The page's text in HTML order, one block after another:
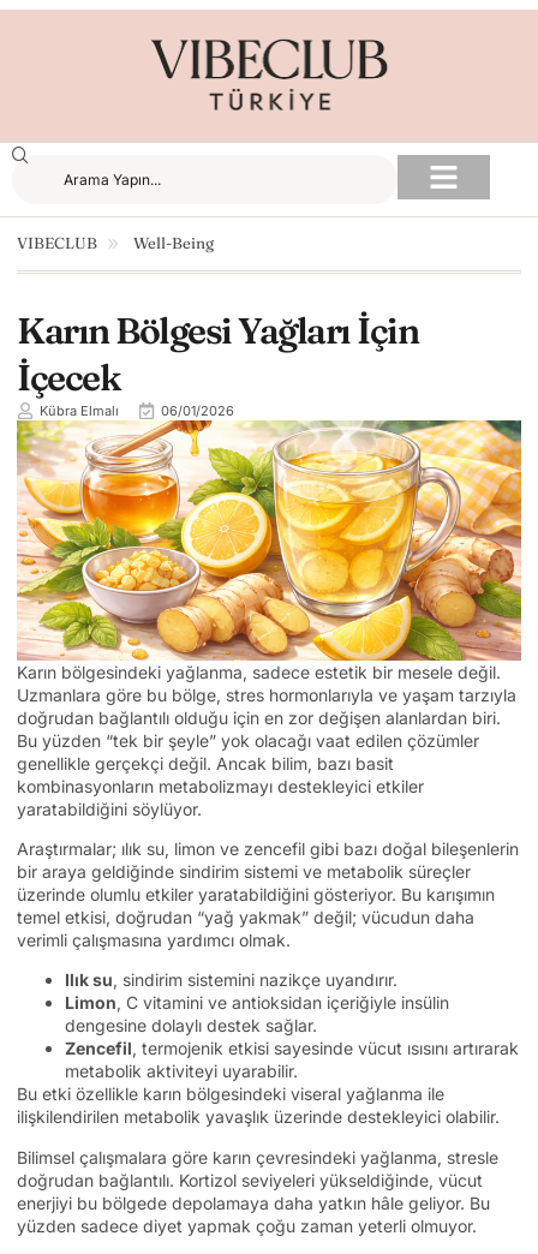
VIBECLUB Well-Being
Karın Bölgesi Yağları İçin
İçecek
Kübra Elmalı 06/01/2026
Karın bölgesindeki yağlanma, sadece estetik bir mesele değil.
Uzmanlara göre bu bölge, stres hormonlarıyla ve yaşam tarzıyla
doğrudan bağlantılı olduğu için en zor değişen alanlardan biri.
Bu yüzden “tek bir şeyle” yok olacağı vaat edilen çözümler
genellikle gerçekçi değil. Ancak bilim, bazı basit
kombinasyonların metabolizmayı destekleyici etkiler
yaratabildiğini söylüyor.
Araştırmalar; ılık su, limon ve zencefil gibi bazı doğal bileşenlerin
bir araya geldiğinde sindirim sistemi ve metabolik süreçler
üzerinde olumlu etkiler yaratabildiğini gösteriyor. Bu karışımın
temel etkisi, doğrudan “yağ yakmak” değil; vücudun daha
verimli çalışmasına yardımcı olmak.
Ilık su, sindirim sistemini nazikçe uyandırır.
Limon, C vitamini ve antioksidan içeriğiyle insülin
dengesine dolaylı destek sağlar.
Zencefil, termojenik etkisi sayesinde vücut ısısını artırarak
metabolik aktiviteyi uyarabilir.
Bu etki özellikle karın bölgesindeki viseral yağlanma ile
ilişkilendirilen metabolik yavaşlık üzerinde destekleyici olabilir.
Bilimsel çalışmalara göre karın çevresindeki yağlanma, stresle
doğrudan bağlantılı. Kortizol seviyeleri yükseldiğinde, vücut
enerjiyi bu bölgede depolamaya daha yatkın hâle geliyor. Bu
yüzden sadece diyet yapmak çoğu zaman yeterli olmuyor.